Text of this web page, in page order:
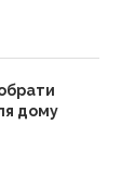
дому